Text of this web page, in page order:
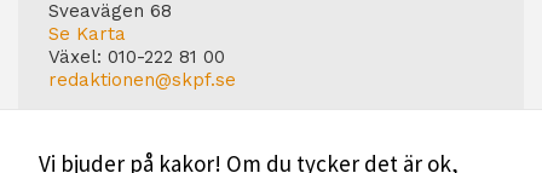
Sveavägen 68
Se Karta
Växel: 010-222 81 00
redaktionen@skpf.se
Markus Dahlberg
Vi bjuder på kakor! Om du tycker det är ok,